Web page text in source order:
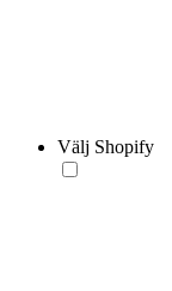
Välj Shopify